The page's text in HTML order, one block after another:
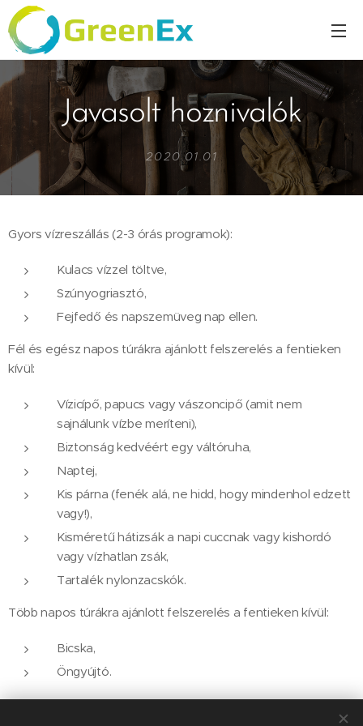
Javasolt hoznivalók
2020.01.01
Gyors vízreszállás (2-3 órás programok):
Kulacs vízzel töltve,
Szúnyogriasztó,
Fejfedő és napszemüveg nap ellen.
Fél és egész napos túrákra ajánlott felszerelés a fentieken
kívül:
Vízicípő, papucs vagy vászoncipő (amit nem
sajnálunk vízbe meríteni),
Biztonság kedvéért egy váltóruha,
Naptej,
Kis párna (fenék alá, ne hidd, hogy mindenhol edzett
vagy!),
Kisméretű hátizsák a napi cuccnak vagy kishordó
vagy vízhatlan zsák,
Tartalék nylonzacskók.
Több napos túrákra ajánlott felszerelés a fentieken kívül:
Bicska,
Öngyújtó.